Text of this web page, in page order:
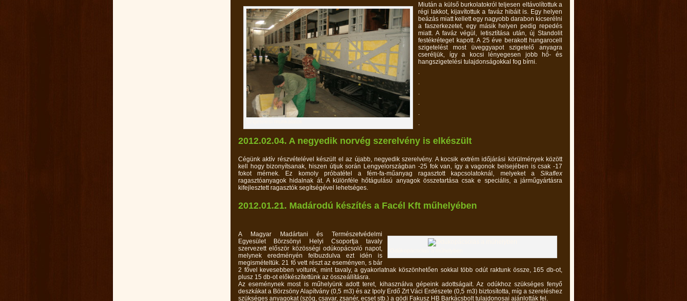
Miután a külső burkolatokról teljesen eltávolítottuk a
régi lakkot, kijavítottuk a faváz hibáit is. Egy helyen
beázás miatt kellett egy nagyobb darabon kicserélni
a faszerkezetet, egy másik helyen pedig repedés
miatt. A faváz végül, letisztítása után, új Standolit
festékréteget kapott. A 25 éve berakott hungarocell
szigetelést most üveggyapot szigetelő anyagra
cseréljük, így a kocsi lényegesen jobb hő- és
hangszigetelési tulajdonságokkal fog bírni.
.
.
.
.
.
.
2012.02.04. A negyedik norvég szerelvény is elkészült
Cégünk aktív részvételével készült el az újabb, negyedik szerelvény. A kocsik extrém időjárási körülmények között
kell hogy bizonyítsanak, hiszen útjuk során Lengyelországban -25 fok van, így a vagonok belsejében is csak -17
fokot mérnek. Ez komoly próbatétel a fém-fa-műanyag ragasztott kapcsolatoknál, melyeket a Sikaflex
ragasztóanyagok hidalnak át. A különféle hőtágulású anyagok összetartása csak e speciális, a járműgyártásra
kifejlesztett ragasztók segítségével lehetséges.
2012.01.21. Madárodú készítés a Facél Kft műhelyében
A Magyar Madártani és Természetvédelmi
Egyesület Börzsönyi Helyi Csoportja tavaly
szervezett először közösségi odúkopácsoló napot,
melynek eredményén felbuzdulva ezt idén is
megismételtük. 21 fő vett részt az eseményen, s bár
2 fővel kevesebben voltunk, mint tavaly, a gyakorlatnak köszönhetően sokkal több odút raktunk össze, 165 db-ot,
plusz 15 db-ot előkészítettünk az összeállításra.
Az eseménynek most is műhelyünk adott teret, kihasználva gépeink adottságait. Az odúkhoz szükséges fenyő
deszkákat a Börzsöny Alapítvány (0,5 m3) és az Ipoly Erdő Zrt Váci Erdészete (0,5 m3) biztosította, míg a szereléshez
szükséges anyagokat (szög, csavar, zsanér, ecset stb.) a gödi Fakusz HB Barkácsbolt tulajdonosai ajánlották fel.